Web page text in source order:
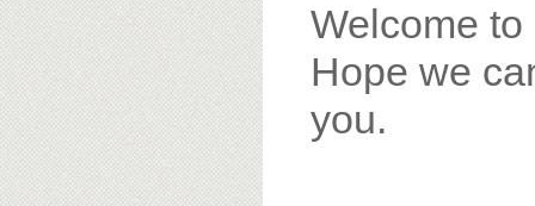
Welcome to
Hope we
you.